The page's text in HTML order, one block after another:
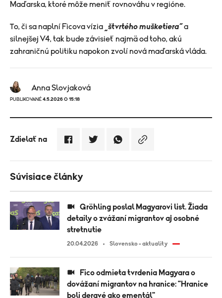
Maďarska, ktoré môže meniť rovnováhu v regióne.
To, či sa naplní Ficova vízia „štvrtého mušketiera“a
silnejšej V4, tak bude závisieť najmä od toho, akú
zahraničnú politiku napokon zvolí nová maďarská vláda.
Anna Slovjaková
PUBLIKOVANÉ 4.5.2026 O 15:18
Zdielať na
Súvisiace články
detaily o zvážaní migrantov aj osobné
stretnutie
20.04.2026 Slovensko - aktuality
dovážaní migrantov na hranice: "Hranice
boli deravé ako ementál"